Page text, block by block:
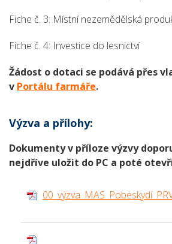
Fiche č. 3: Místní nezemědělská
Fiche č. 4: Investice do lesnictví
Žádost o dotaci se podává přes
v Portálu farmáře.
Výzva a přílohy:
Dokumenty v příloze výzvy
nejdříve uložit do PC a poté